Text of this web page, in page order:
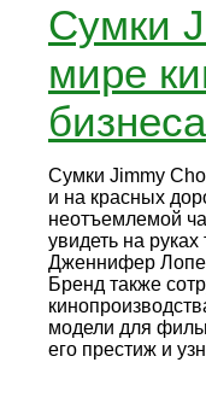
Сумки
мире
бизнеса
Сумки Jimmy
и на красных
неотъемлемой
увидеть на руках
Дженнифер
Бренд также
модели для
его престиж и